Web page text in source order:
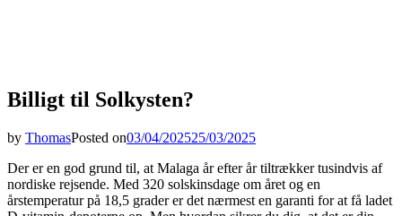
Billigt til Solkysten?
by ThomasPosted on03/04/202525/03/2025
Der er en god grund til, at Malaga år efter år tiltrækker tusindvis af
nordiske rejsende. Med 320 solskinsdage om året og en
årstemperatur på 18,5 grader er det nærmest en garanti for at få ladet